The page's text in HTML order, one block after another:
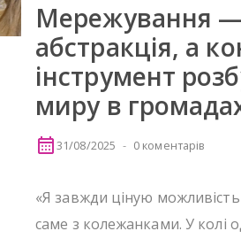
Мережування
абстракція, а
інструмент
миру в
31/08/2025 0 коментарів
«Я завжди ціную можливість
саме з колежанками. У колі